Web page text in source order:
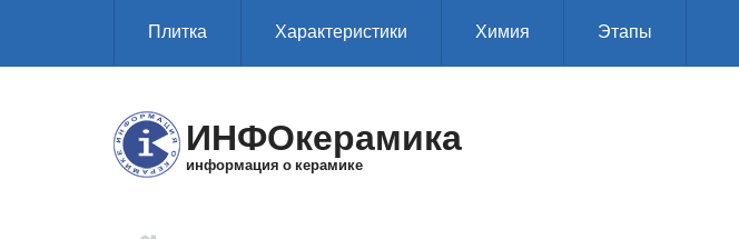
Плитка Характеристики Химия Этапы
ИНФОкерамика
информация о керамике